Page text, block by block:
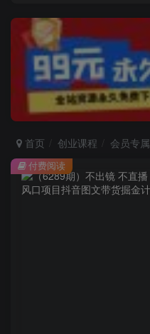
首页 创业课程 会员专属
付费阅读